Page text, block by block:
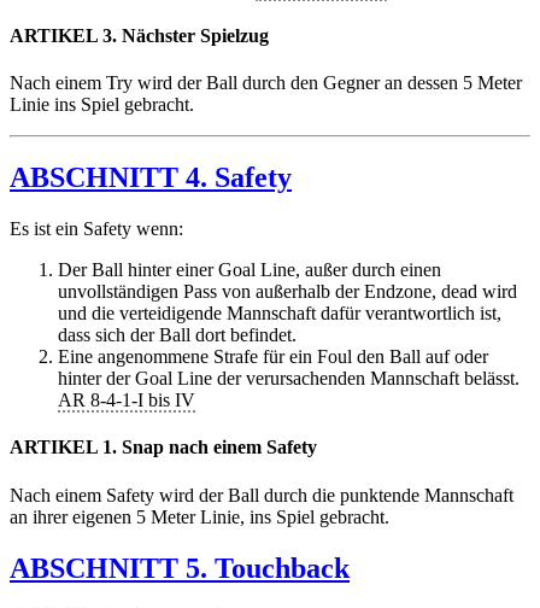
ARTIKEL 3. Nächster Spielzug
Nach einem Try wird der Ball durch den Gegner an dessen 5 Meter
Linie ins Spiel gebracht.
ABSCHNITT 4. Safety
Es ist ein Safety wenn:
Der Ball hinter einer Goal Line, außer durch einen
unvollständigen Pass von außerhalb der Endzone, dead wird
und die verteidigende Mannschaft dafür verantwortlich ist,
dass sich der Ball dort befindet.
Eine angenommene Strafe für ein Foul den Ball auf oder
hinter der Goal Line der verursachenden Mannschaft belässt.
AR 8-4-1-I bis IV
ARTIKEL 1. Snap nach einem Safety
Nach einem Safety wird der Ball durch die punktende Mannschaft
an ihrer eigenen 5 Meter Linie, ins Spiel gebracht.
ABSCHNITT 5. Touchback